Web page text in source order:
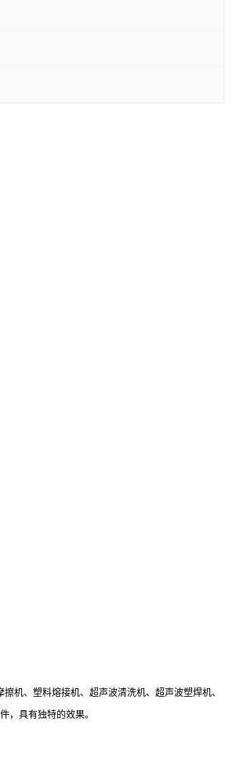
机、塑料熔接机、超声波清洗机、超声波塑焊机、
，具有独特的效果。